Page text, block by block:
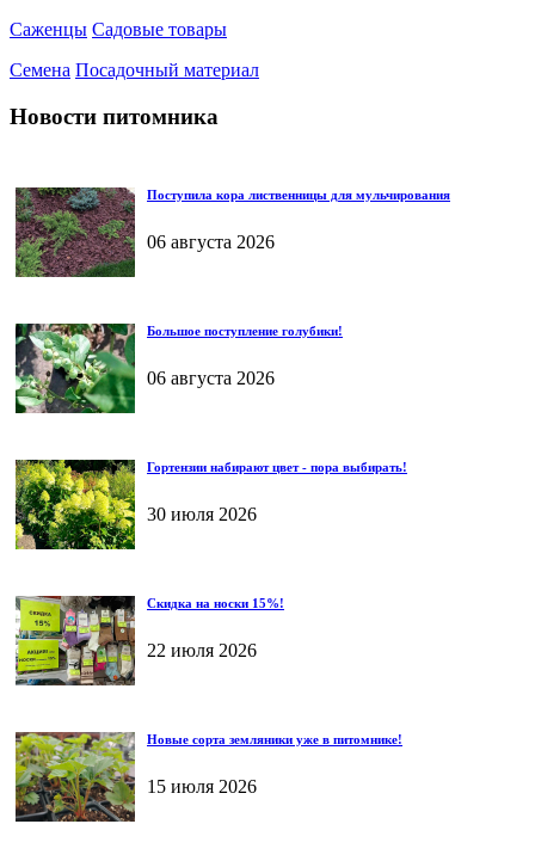
Саженцы Садовые товары
Семена Посадочный материал
Новости питомника
Поступила кора лиственницы для мульчирования
06 августа 2026
Большое поступление голубики!
06 августа 2026
Гортензии набирают цвет - пора выбирать!
30 июля 2026
Скидка на носки 15%!
22 июля 2026
Новые сорта земляники уже в питомнике!
15 июля 2026